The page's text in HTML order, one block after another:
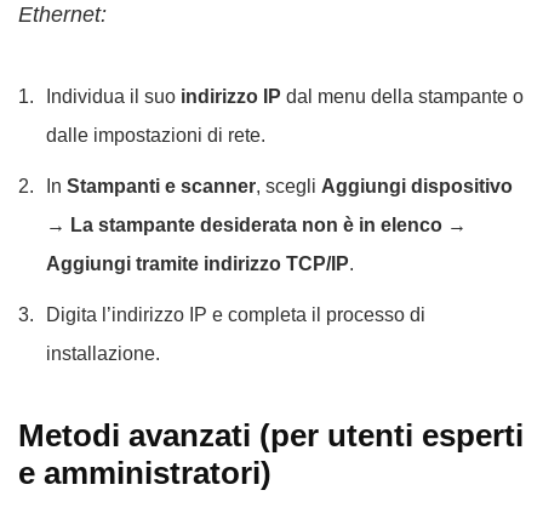
Ethernet:
Individua il suo indirizzo IP dal menu della stampante o
dalle impostazioni di rete.
In Stampanti e scanner, scegli Aggiungi dispositivo
→ La stampante desiderata non è in elenco →
Aggiungi tramite indirizzo TCP/IP.
Digita l’indirizzo IP e completa il processo di
installazione.
Metodi avanzati (per utenti esperti
e amministratori)